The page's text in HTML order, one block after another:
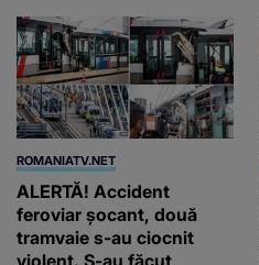
ROMANIATV.NET
ALERTĂ! Accident
feroviar șocant, două
tramvaie s-au ciocnit
violent. S-au făcut